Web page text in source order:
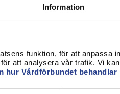
Information
funktion, för att anpassa
att analysera vår trafik. Vi
hur Vårdförbundet